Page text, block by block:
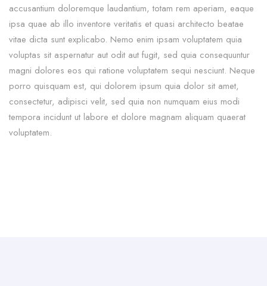
accusantium doloremque laudantium, totam rem aperiam, eaque
ipsa quae ab illo inventore veritatis et quasi architecto beatae
vitae dicta sunt explicabo. Nemo enim ipsam voluptatem quia
voluptas sit aspernatur aut odit aut fugit, sed quia consequuntur
magni dolores eos qui ratione voluptatem sequi nesciunt. Neque
porro quisquam est, qui dolorem ipsum quia dolor sit amet,
consectetur, adipisci velit, sed quia non numquam eius modi
tempora incidunt ut labore et dolore magnam aliquam quaerat
voluptatem.